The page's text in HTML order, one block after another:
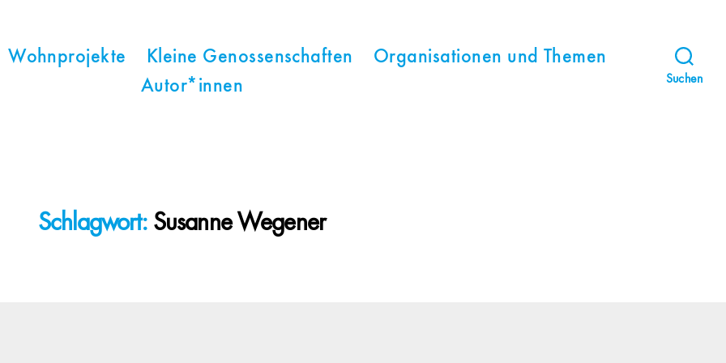
Wohnprojekte Kleine Genossenschaften
Organisationen und Themen
Autor*innen
Suchen
Schlagwort: Susanne Wegener